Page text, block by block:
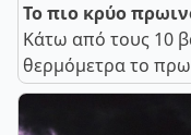
Το πιο κρύο
Κάτω από τους 10
θερμόμετρα το